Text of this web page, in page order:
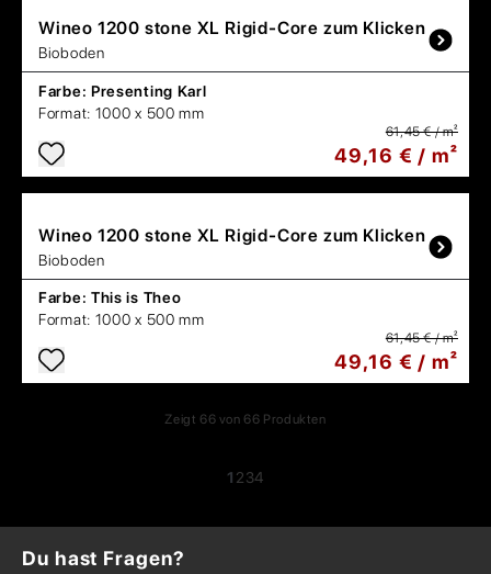
Wineo 1200 stone XL Rigid-Core zum Klicken
Bioboden
Farbe: Presenting Karl
Format: 1000 x 500 mm
61,45 € / m²
49,16 € / m²
Wineo 1200 stone XL Rigid-Core zum Klicken
Bioboden
Farbe: This is Theo
Format: 1000 x 500 mm
61,45 € / m²
49,16 € / m²
Zeigt 66 von 66 Produkten
1 234
Du hast Fragen?